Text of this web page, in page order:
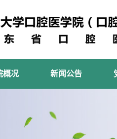
概况 新闻公告